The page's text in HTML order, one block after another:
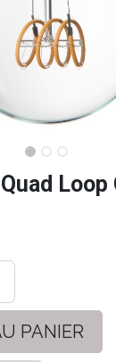
Loop
PANIER